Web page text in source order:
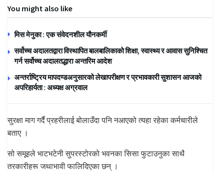
You might also like
मिस मेनुका : एक संवेदनशील यौनकर्मी
सर्वोच्च अदालतद्वारा विस्थापित बालबालिकाको शिक्षा, स्वास्थ्य र आवास सुनिश्चित
गर्न सर्वोच्च अदालतद्धारा अन्तरिम आदेश
अन्तर्राष्ट्रिय मापदण्डअनुसारको लेखापरीक्षण र प्रभावकारी सुशासन आजको
अपरिहार्यता : अध्यक्ष अग्रवाल
सुरक्षा माग गर्दै प्रहरीलाई बोलाउँदा पनि नआएको त्यहा रहेका कर्मचारीले
बताए ।
सो समूहले भाटभटेनी सुपरस्टोरको भवनका सिसा फुटाउनुका साथै
तरकारीहरू जथाभावी फालिदिएका छन् ।